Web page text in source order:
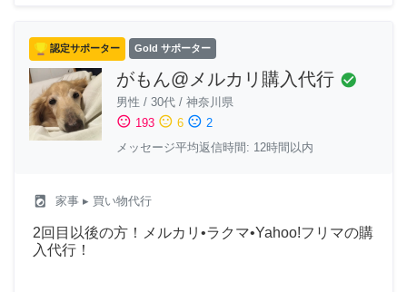
認定サポーター Gold サポーター
がもん@メルカリ購入代行 check_circle
男性 / 30代 / 神奈川県
sentiment_satisfied 193 sentiment_neutral 6 sentiment_dissatisfied 2
メッセージ平均返信時間: 12時間以内
local_laundry_service 家事 ▸ 買い物代行
2回目以後の方！メルカリ•ラクマ•Yahoo!フリマの購
入代行！